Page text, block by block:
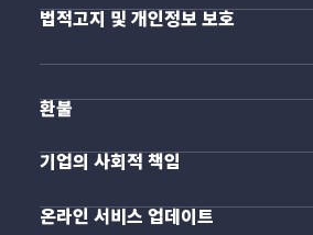
법적고지 및 개인정보 보호
환불
기업의 사회적 책임
온라인 서비스 업데이트